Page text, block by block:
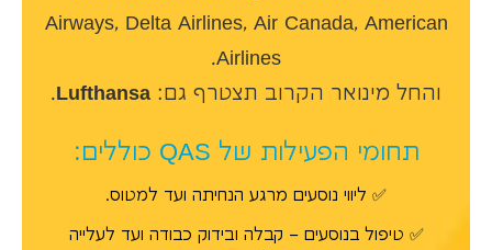
Airways, Delta Airlines, Air Canada, American
Airlines.
והחל מינואר הקרוב תצטרף גם: Lufthansa
.
תחומי הפעילות של QAS כוללים:
✅ ליווי נוסעים מרגע הנחיתה ועד למטוס.
✅ טיפול בנוסעים – קבלה ובידוק כבודה ועד לעלייה